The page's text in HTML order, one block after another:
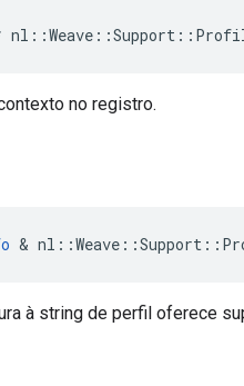
no registro.
& nl ::Weave ::Support ::
à string de perfil oferece